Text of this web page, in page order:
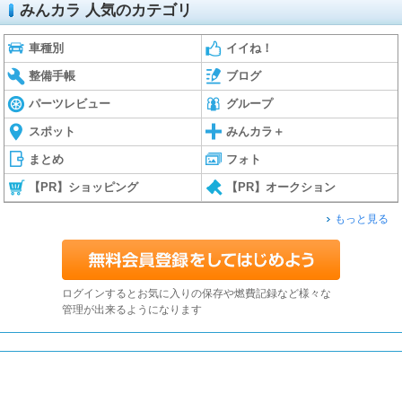
みんカラ 人気のカテゴリ
車種別 イイね！
整備手帳 ブログ
パーツレビュー グループ
スポット みんカラ＋
まとめ フォト
【PR】ショッピング 【PR】オークション
もっと見る
ログインするとお気に入りの保存や燃費記録など様々な
管理が出来るようになります